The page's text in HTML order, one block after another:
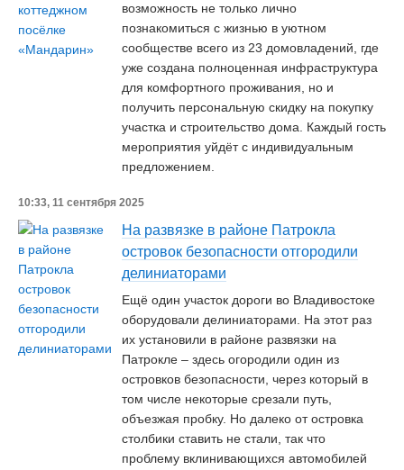
возможность не только лично
познакомиться с жизнью в уютном
сообществе всего из 23 домовладений, где
уже создана полноценная инфраструктура
для комфортного проживания, но и
получить персональную скидку на покупку
участка и строительство дома. Каждый гость
мероприятия уйдёт с индивидуальным
предложением.
10:33, 11 сентября 2025
На развязке в районе Патрокла
островок безопасности отгородили
делиниаторами
Ещё один участок дороги во Владивостоке
оборудовали делиниаторами. На этот раз
их установили в районе развязки на
Патрокле – здесь огородили один из
островков безопасности, через который в
том числе некоторые срезали путь,
объезжая пробку. Но далеко от островка
столбики ставить не стали, так что
проблему вклинивающихся автомобилей